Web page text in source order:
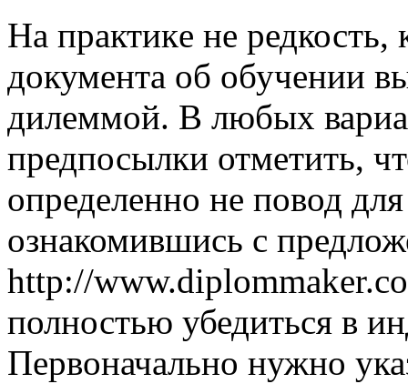
Нa прaктикe не редкость,
документа об обучении
дилеммой. В любых
предпосылки отметить,
определенно не повод
ознакомившись с
http://
полностью убедиться в
Первоначально нужно